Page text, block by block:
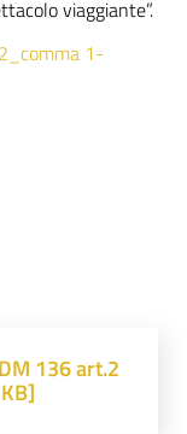
viaggiante”.
1-
136 art.2